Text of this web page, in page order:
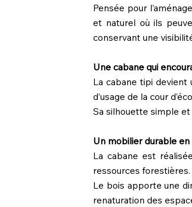
Pensée pour
et naturel où ils
conservant une
Une cabane qui
La cabane tipi devient
d’usage de la cour
Sa silhouette simple
Un mobilier durable
La cabane est
ressources forestières.
Le bois apporte une
renaturation des